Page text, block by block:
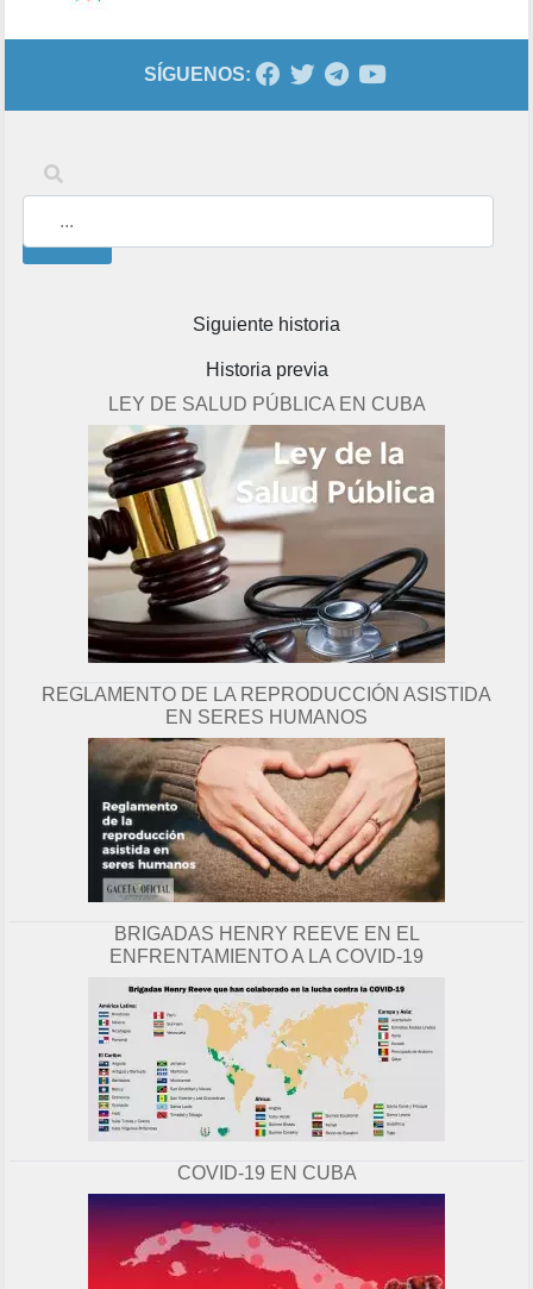
SÍGUENOS:
Palabras clave
Historia previa
Siguiente historia
LEY DE SALUD PÚBLICA EN CUBA
REGLAMENTO DE LA REPRODUCCIÓN ASISTIDA
EN SERES HUMANOS
BRIGADAS HENRY REEVE EN EL
ENFRENTAMIENTO A LA COVID-19
COVID-19 EN CUBA